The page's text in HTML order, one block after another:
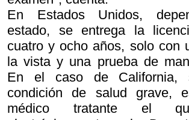
En Estados Unidos,
estado, se entrega la
cuatro y ocho años, solo con
la vista y una prueba de
En el caso de California,
condición de salud grave,
médico tratante el